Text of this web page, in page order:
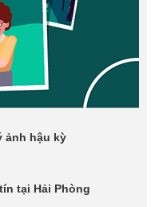
ảnh hậu kỳ
tại Hải Phòng